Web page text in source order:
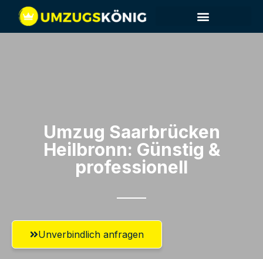
Umzug Saarbrücken​
Heilbronn: Günstig &
professionell​
Unverbindlich anfragen